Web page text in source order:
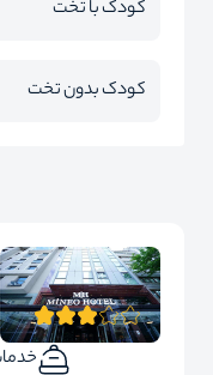
کودک با تخت
کودک بدون تخت